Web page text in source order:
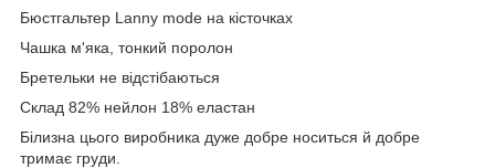
Бюстгальтер Lanny mode на кісточках
Чашка м'яка, тонкий поролон
Бретельки не відстібаються
Склад 82% нейлон 18% еластан
Білизна цього виробника дуже добре носиться й добре
тримає груди.